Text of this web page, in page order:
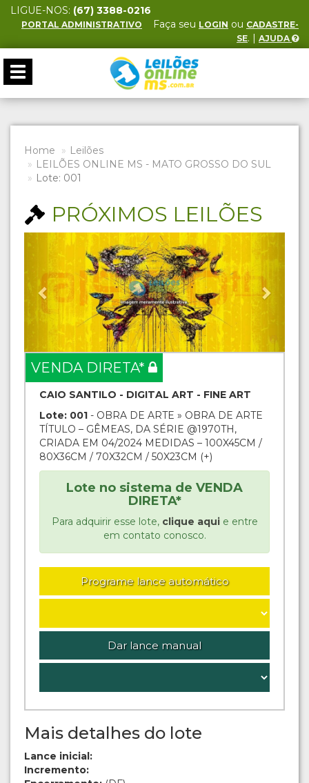
LIGUE-NOS: (67) 3388-0216
PORTAL ADMINISTRATIVO Faça seu LOGIN ou CADASTRE-
SE. | AJUDA
Toggle
navigation
Home
Leilões
LEILÕES ONLINE MS - MATO GROSSO DO SUL
Lote: 001
PRÓXIMOS LEILÕES
Previous Next
VENDA DIRETA*
CAIO SANTILO - DIGITAL ART - FINE ART
Lote: 001 - OBRA DE ARTE » OBRA DE ARTE
TÍTULO – GÊMEAS, DA SÉRIE @1970TH,
CRIADA EM 04/2024 MEDIDAS – 100X45CM /
80X36CM / 70X32CM / 50X23CM (+)
Lote no sistema de VENDA
DIRETA*
Para adquirir esse lote, clique aquie entre
em contato conosco.
Programe lance automático
Dar lance manual
Mais detalhes do lote
Lance inicial:
Incremento: